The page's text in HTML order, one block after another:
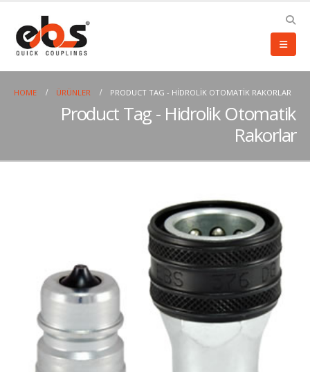
HOME ÜRÜNLER PRODUCT TAG - HIDROLIK OTOMATIK RAKORLAR
Product Tag - Hidrolik Otomatik
Rakorlar